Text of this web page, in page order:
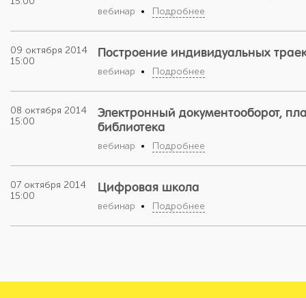
вебинар Подробнее
09 октября 2014
15:00
Построение индивидуальных
вебинар Подробнее
08 октября 2014
15:00
Электронный документооборот,
библиотека
вебинар Подробнее
07 октября 2014
15:00
Цифровая школа
вебинар Подробнее